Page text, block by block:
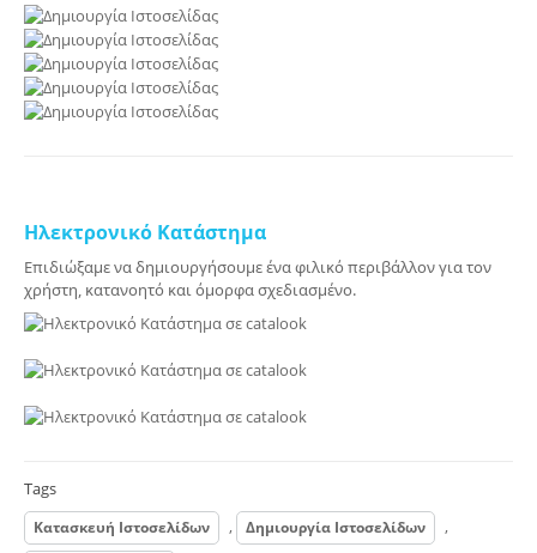
Ηλεκτρονικό Κατάστημα
Επιδιώξαμε να δημιουργήσουμε ένα φιλικό περιβάλλον για τον
χρήστη, κατανοητό και όμορφα σχεδιασμένο.
Tags
Κατασκευή Ιστοσελίδων , Δημιουργία Ιστοσελίδων ,